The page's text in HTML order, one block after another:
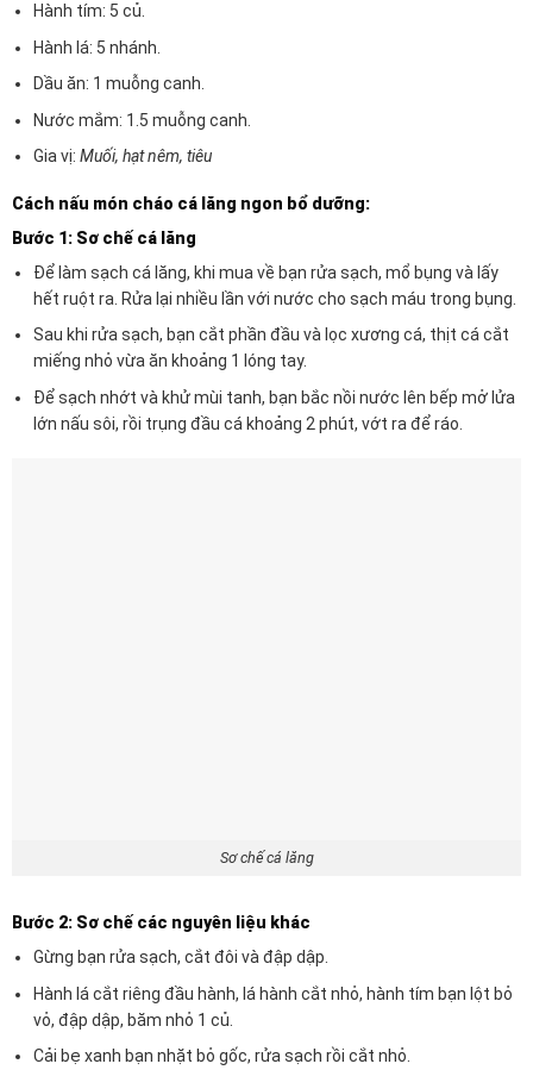
Hành tím: 5 củ.
Hành lá: 5 nhánh.
Dầu ăn: 1 muỗng canh.
Nước mắm: 1.5 muỗng canh.
Gia vị: Muối, hạt nêm, tiêu
Cách nấu món cháo cá lăng ngon bổ dưỡng:
Bước 1: Sơ chế cá lăng
Để làm sạch cá lăng, khi mua về bạn rửa sạch, mổ bụng và lấy
hết ruột ra. Rửa lại nhiều lần với nước cho sạch máu trong bụng.
Sau khi rửa sạch, bạn cắt phần đầu và lọc xương cá, thịt cá cắt
miếng nhỏ vừa ăn khoảng 1 lóng tay.
Để sạch nhớt và khử mùi tanh, bạn bắc nồi nước lên bếp mở lửa
lớn nấu sôi, rồi trụng đầu cá khoảng 2 phút, vớt ra để ráo.
Sơ chế cá lăng
Bước 2: Sơ chế các nguyên liệu khác
Gừng bạn rửa sạch, cắt đôi và đập dập.
Hành lá cắt riêng đầu hành, lá hành cắt nhỏ, hành tím bạn lột bỏ
vỏ, đập dập, băm nhỏ 1 củ.
Cải bẹ xanh bạn nhặt bỏ gốc, rửa sạch rồi cắt nhỏ.